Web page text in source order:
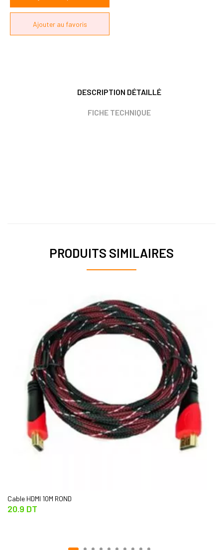
DESCRIPTION DÉTAILLÉ
FICHE TECHNIQUE
PRODUITS SIMILAIRES
Cable HDMI 10M ROND
20.9 DT